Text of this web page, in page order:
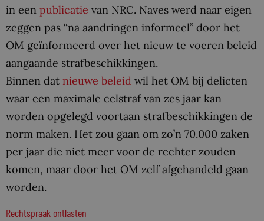
in een publicatie van NRC. Naves werd naar eigen
zeggen pas “na aandringen informeel” door het
OM geïnformeerd over het nieuw te voeren beleid
aangaande strafbeschikkingen.
Binnen dat nieuwe beleid wil het OM bij delicten
waar een maximale celstraf van zes jaar kan
worden opgelegd voortaan strafbeschikkingen de
norm maken. Het zou gaan om zo’n 70.000 zaken
per jaar die niet meer voor de rechter zouden
komen, maar door het OM zelf afgehandeld gaan
worden.
Rechtspraak ontlasten